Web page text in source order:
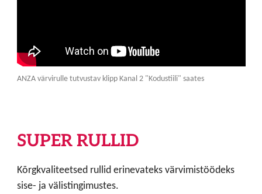
ANZA värvirulle tutvustav klipp Kanal 2 "Kodustiili" saates
SUPER RULLID
Kõrgkvaliteetsed rullid erinevateks värvimistöödeks
sise- ja välistingimustes.